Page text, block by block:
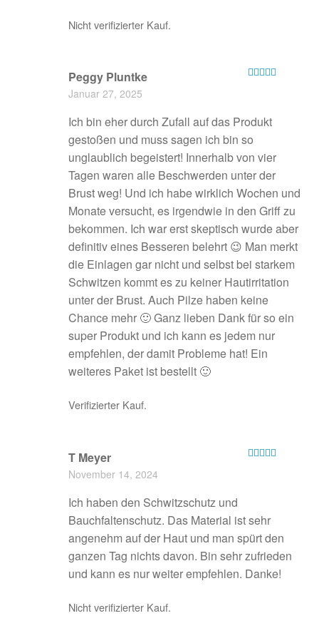
Nicht verifizierter Kauf.
Peggy Pluntke
Januar 27, 2025
Ich bin eher durch Zufall auf das Produkt
gestoßen und muss sagen ich bin so
unglaublich begeistert! Innerhalb von vier
Tagen waren alle Beschwerden unter der
Brust weg! Und ich habe wirklich Wochen und
Monate versucht, es irgendwie in den Griff zu
bekommen. Ich war erst skeptisch wurde aber
definitiv eines Besseren belehrt 😉 Man merkt
die Einlagen gar nicht und selbst bei starkem
Schwitzen kommt es zu keiner Hautirritation
unter der Brust. Auch Pilze haben keine
Chance mehr 🙂 Ganz lieben Dank für so ein
super Produkt und ich kann es jedem nur
empfehlen, der damit Probleme hat! Ein
weiteres Paket ist bestellt 🙂
Verifizierter Kauf.
T Meyer
November 14, 2024
Ich haben den Schwitzschutz und
Bauchfaltenschutz. Das Material ist sehr
angenehm auf der Haut und man spürt den
ganzen Tag nichts davon. Bin sehr zufrieden
und kann es nur weiter empfehlen. Danke!
Nicht verifizierter Kauf.